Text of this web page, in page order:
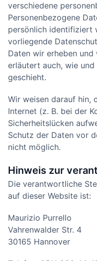
verschiedene
Personenbezogene
persönlich identifiziert
vorliegende
Daten wir erheben
erläutert auch, wie
geschieht.
Wir weisen darauf hin,
Internet (z. B. bei der
Sicherheitslücken
Schutz der Daten vor
nicht möglich.
Hinweis zur
Die verantwortliche
auf dieser Website ist:
Maurizio Purrello
Vahrenwalder Str. 4
30165 Hannover